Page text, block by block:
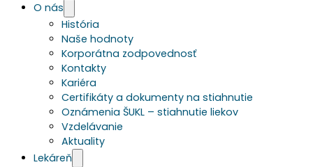
O nás
História
Naše hodnoty
Korporátna zodpovednosť
Kontakty
Kariéra
Certifikáty a dokumenty na stiahnutie
Oznámenia ŠUKL – stiahnutie liekov
Vzdelávanie
Aktuality
Lekáreň